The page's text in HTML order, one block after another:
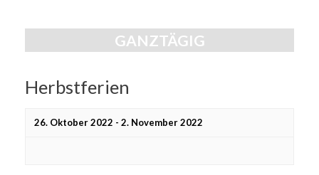
GANZTÄGIG
Herbstferien
26. Oktober 2022 - 2. November 2022